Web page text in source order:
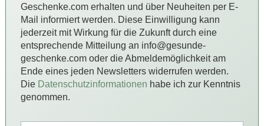
Geschenke.com erhalten und über Neuheiten per E-
Mail informiert werden. Diese Einwilligung kann
jederzeit mit Wirkung für die Zukunft durch eine
entsprechende Mitteilung an info@gesunde-
geschenke.com oder die Abmeldemöglichkeit am
Ende eines jeden Newsletters widerrufen werden.
DieDatenschutzinformationen habe ich zur Kenntnis
genommen.